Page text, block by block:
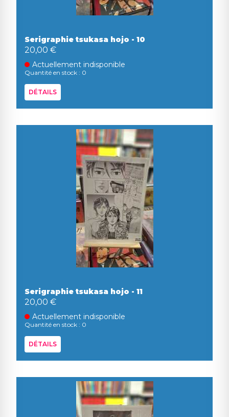
Serigraphie tsukasa hojo - 10
20,00 €
Actuellement indisponible
Quantité en stock : 0
DÉTAILS
Serigraphie tsukasa hojo - 11
20,00 €
Actuellement indisponible
Quantité en stock : 0
DÉTAILS